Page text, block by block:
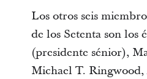
Los otros seis
de los Setenta son los
(presidente sénior),
Michael T.